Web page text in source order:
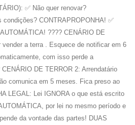
✅ Não quer renovar?
condições? CONTRAPROPONHA! ✅
???? CENÁRIO DE
vender a terra . Esquece de notificar em 6
com isso perde a
DE TERROR 2: Arrendatário
comunica em 5 meses. Fica preso ao
LEGAL: Lei IGNORA o que está escrito
por lei no mesmo período e
da vontade das partes! DUAS